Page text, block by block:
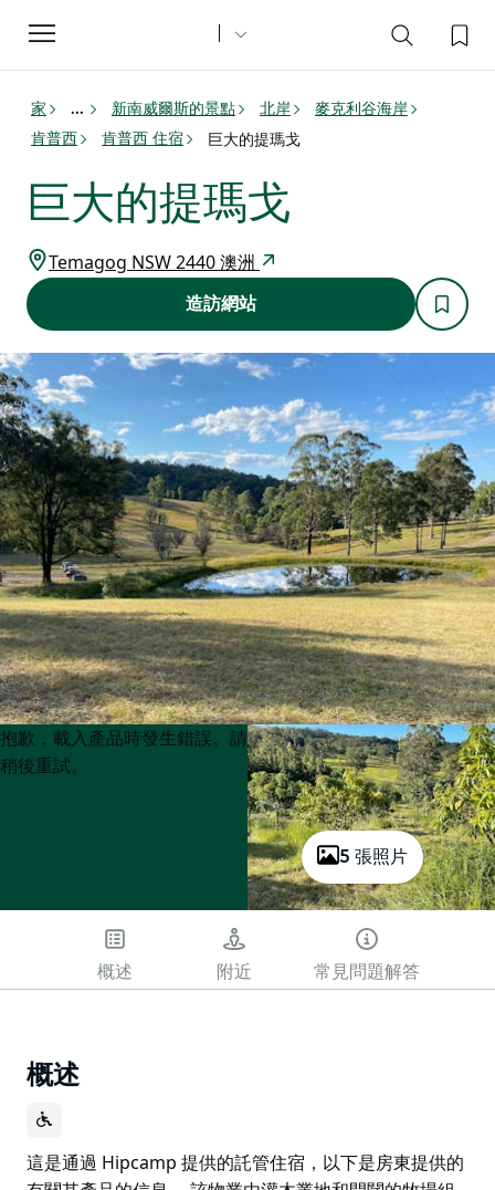
Toggle
navigation
家 ... 新南威爾斯的景點 北岸
麥克利谷海岸
肯普西
肯普西 住宿 巨大的提瑪戈
巨大的提瑪戈
Temagog NSW 2440 澳洲
造訪網站
5 張照片
Product
List
Product
List
抱歉，載入產品時發生錯誤。請
稍後重試。
概述 附近 常見問題解答
概述
這是通過 Hipcamp 提供的託管住宿，以下是房東提供的